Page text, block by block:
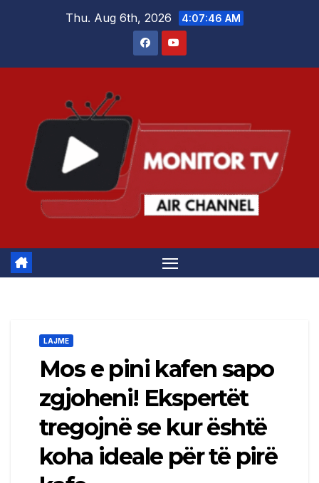
Thu. Aug 6th, 2026 4:07:46 AM
LAJME
Mos e pini kafen sapo
zgjoheni! Ekspertët
tregojnë se kur është
koha ideale për të pirë